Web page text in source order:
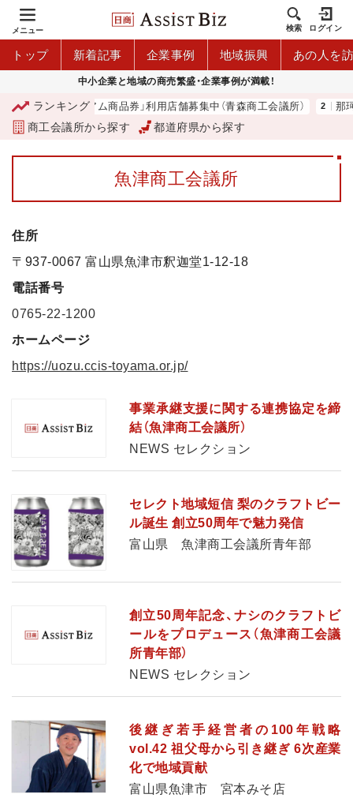
メニュー 検索 ログイン
トップ 新着記事 企業事例 地域振興 あの人を
中小企業と地域の商売繁盛・企業事例が満載！
ランキング
「青森市プレミアム商品券」利用店舗募集中（青森商工会議所） 那珂
商工会議所から探す 都道府県から探す
魚津商工会議所
住所
〒937-0067 富山県魚津市釈迦堂1-12-18
電話番号
0765-22-1200
ホームページ
https://uozu.ccis-toyama.or.jp/
事業承継支援に関する連携協定を締
結（魚津商工会議所）
NEWS セレクション
セレクト地域短信 梨のクラフトビー
ル誕生 創立50周年で魅力発信
富山県 魚津商工会議所青年部
創立50周年記念、ナシのクラフトビ
ールをプロデュース（魚津商工会議
所青年部）
NEWS セレクション
後継ぎ若手経営者の100年戦略
vol.42 祖父母から引き継ぎ 6次産業
化で地域貢献
富山県魚津市 宮本みそ店